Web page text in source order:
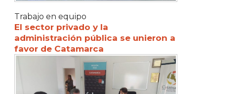
Trabajo en equipo
El sector privado y la
administración pública se unieron a
favor de Catamarca